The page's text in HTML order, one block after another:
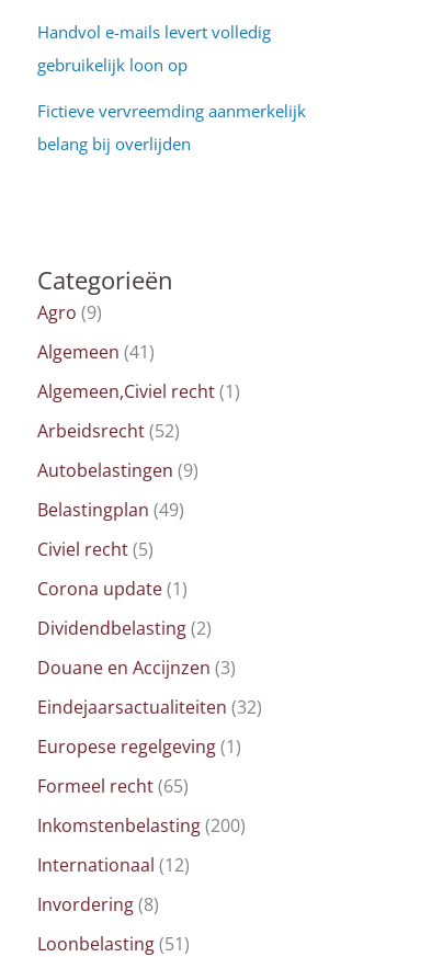
Handvol e-mails levert volledig
gebruikelijk loon op
Fictieve vervreemding aanmerkelijk
belang bij overlijden
Categorieën
Agro (9)
Algemeen (41)
Algemeen,Civiel recht(1)
Arbeidsrecht(52)
Autobelastingen (9)
Belastingplan (49)
Civiel recht(5)
Corona update(1)
Dividendbelasting(2)
Douane en Accijnzen (3)
Eindejaarsactualiteiten (32)
Europese regelgeving(1)
Formeel recht(65)
Inkomstenbelasting(200)
Internationaal (12)
Invordering(8)
Loonbelasting(51)